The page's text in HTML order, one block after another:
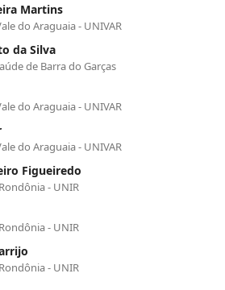
Martins
do Araguaia - UNIVAR
da Silva
de Barra do Garças
do Araguaia - UNIVAR
do Araguaia - UNIVAR
Figueiredo
- UNIR
- UNIR
- UNIR